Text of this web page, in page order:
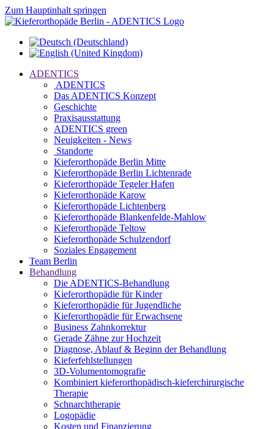
Zum Hauptinhalt springen
ADENTICS
ADENTICS
Das ADENTICS Konzept
Geschichte
Praxisausstattung
ADENTICS green
Neuigkeiten - News
Standorte
Kieferorthopäde Berlin Mitte
Kieferorthopäde Berlin Lichtenrade
Kieferorthopäde Tegeler Hafen
Kieferorthopäde Karow
Kieferorthopäde Lichtenberg
Kieferorthopäde Blankenfelde-Mahlow
Kieferorthopäde Teltow
Kieferorthopäde Schulzendorf
Soziales Engagement
Team Berlin
Behandlung
Die ADENTICS-Behandlung
Kieferorthopädie für Kinder
Kieferorthopädie für Jugendliche
Kieferorthopädie für Erwachsene
Business Zahnkorrektur
Gerade Zähne zur Hochzeit
Diagnose, Ablauf & Beginn der Behandlung
Kieferfehlstellungen
3D-Volumentomografie
Kombiniert kieferorthopädisch-kieferchirurgische
Therapie
Schnarchtherapie
Logopädie
Kosten und Finanzierung